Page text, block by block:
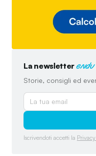
La newsletter endu
Storie, consigli ed
Iscrivendoti accetti la